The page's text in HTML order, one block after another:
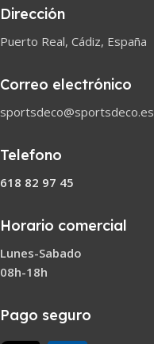
Dirección
Puerto Real, Cádiz, España
Correo electrónico
sportsdeco@sportsdeco.es
Telefono
618 82 97 45
Horario comercial
Lunes-Sabado
08h-18h
Pago seguro